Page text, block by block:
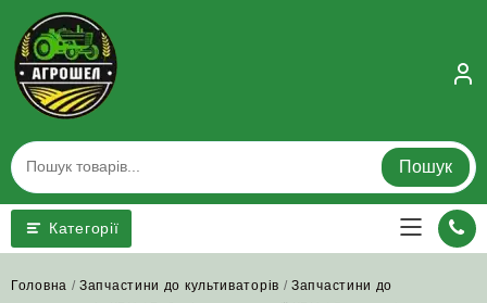
content
Пошук
Категорії
Головна /Запчастини до культиваторів /Запчастини до